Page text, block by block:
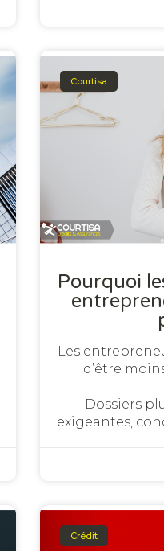
Courtisa
Pourquoi
Les
d’être
Dossiers
exigeantes,
Crédit